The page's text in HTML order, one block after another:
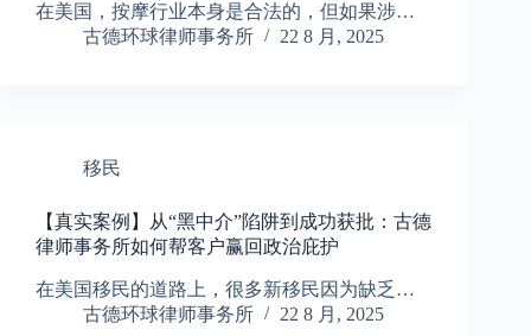
在美国，按摩行业本身是合法的，但如果涉…
古德环球律师事务所
22 8 月, 2025
移民
【真实案例】从“黑中介”陷阱到成功获批：古德
律师事务所如何帮客户赢回政治庇护
在美国移民的道路上，很多新移民因为缺乏…
古德环球律师事务所
22 8 月, 2025